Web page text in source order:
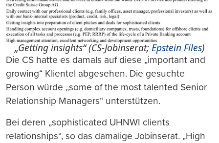
„Getting insights“ (CS-Jobinserat;Epstein Files)
Die CS hatte es damals auf diese „important and
growing“ Klientel abgesehen. Die gesuchte
Person würde „some of the most talented Senior
Relationship Managers“ unterstützen.
Bei deren „sophisticated UHNWI clients
relationships“, so das damalige Jobinserat. „High